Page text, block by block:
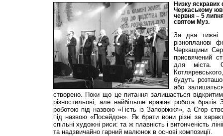
Низку яскравих
Черкаському
червня – 5
святом Муз.
За два тижні
різнопланові
Черкащини
присвячений
для міста.
будуть
або
створено. Поки що це питання залишається
різностильові, але найбільше вражає робота братів
роботою під назвою «Гість із Запоріжжя», а Єгор
під назвою «Посейдон». Як брати вони різні за
спільні художні риси: та ж плавність і витонченість
та надзвичайно гарний малюнок в основі композиції.